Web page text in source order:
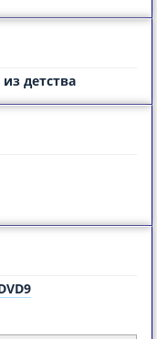
детства